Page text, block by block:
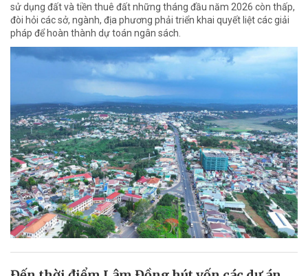
sử dụng đất và tiền thuê đất những tháng đầu năm 2026 còn thấp,
đòi hỏi các sở, ngành, địa phương phải triển khai quyết liệt các giải
pháp để hoàn thành dự toán ngân sách.